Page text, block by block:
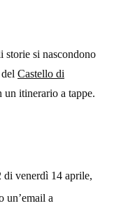
storie si nascondono
Castello di
itinerario a tappe.
di venerdì 14 aprile,
un’email a